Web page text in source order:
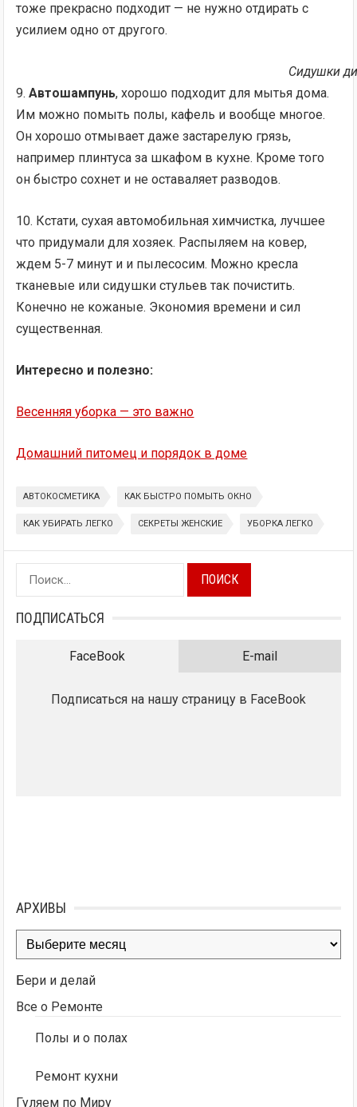
тоже прекрасно подходит — не нужно отдирать с
усилием одно от другого.
Сидушки
9.Автошампунь, хорошо подходит для мытья дома.
Им можно помыть полы, кафель и вообще многое.
Он хорошо отмывает даже застарелую грязь,
например плинтуса за шкафом в кухне. Кроме того
он быстро сохнет и не оставаляет разводов.
10. Кстати, сухая автомобильная химчистка, лучшее
что придумали для хозяек. Распыляем на ковер,
ждем 5-7 минут и и пылесосим. Можно кресла
тканевые или сидушки стульев так почистить.
Конечно не кожаные. Экономия времени и сил
существенная.
Интересно и полезно:
Весенняя уборка — это важно
Домашний питомец и порядок в доме
АВТОКОСМЕТИКА КАК БЫСТРО ПОМЫТЬ ОКНО
КАК УБИРАТЬ ЛЕГКО СЕКРЕТЫ ЖЕНСКИЕ УБОРКА ЛЕГКО
Найти:
ПОДПИСАТЬСЯ
FaceBook E-mail
Подписаться на нашу страницу в FaceBook
АРХИВЫ
Архивы
Бери и делай
Все о Ремонте
Полы и о полах
Ремонт кухни
Гуляем по Миру